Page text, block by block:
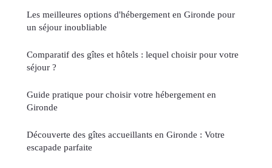
Les meilleures options d'hébergement en Gironde pour
un séjour inoubliable
Comparatif des gîtes et hôtels : lequel choisir pour votre
séjour ?
Guide pratique pour choisir votre hébergement en
Gironde
Découverte des gîtes accueillants en Gironde : Votre
escapade parfaite